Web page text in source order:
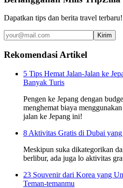
Dapatkan tips dan berita travel terbaru!
Kirim
Rekomendasi Artikel
5 Tips Hemat Jalan-Jalan ke
Banyak Turis
Pengen ke Jepang dengan
menghemat biaya
jalan ke Jepang ini!
8 Aktivitas Gratis di Dubai
Meskipun suka dikategorikan
berlibur, ada juga lo aktivitas
23 Souvenir dari Korea yang
Teman-temanmu